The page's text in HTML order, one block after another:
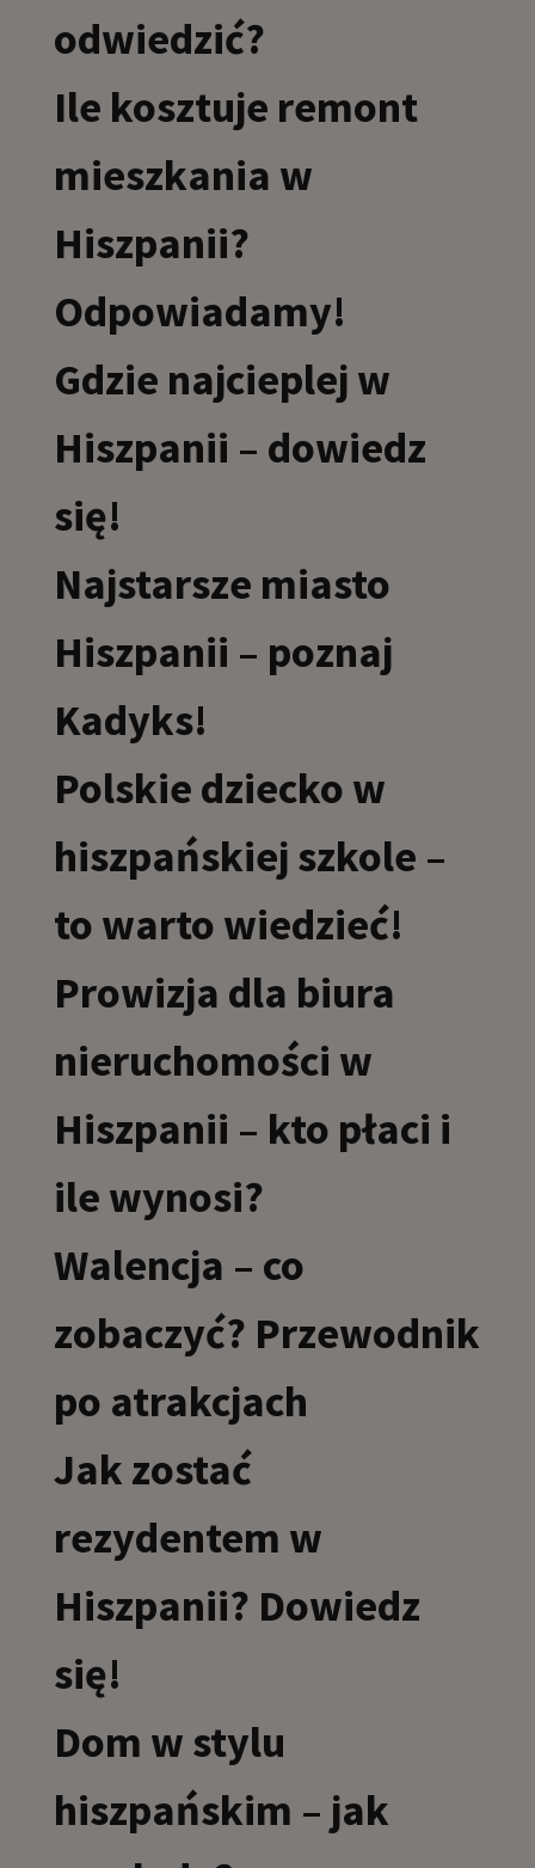
odwiedzić?
Ile kosztuje remont
mieszkania w
Hiszpanii?
Odpowiadamy!
Gdzie najcieplej w
Hiszpanii – dowiedz
się!
Najstarsze miasto
Hiszpanii – poznaj
Kadyks!
Polskie dziecko w
hiszpańskiej szkole –
to warto wiedzieć!
Prowizja dla biura
nieruchomości w
Hiszpanii – kto płaci i
ile wynosi?
Walencja – co
zobaczyć? Przewodnik
po atrakcjach
Jak zostać
rezydentem w
Hiszpanii? Dowiedz
się!
Dom w stylu
hiszpańskim – jak